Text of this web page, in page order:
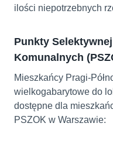
ilości niepotrzebnych
Punkty
Komunalnych
Mieszkańcy Pragi-
wielkogabarytowe do
dostępne dla
PSZOK w Warszawie: